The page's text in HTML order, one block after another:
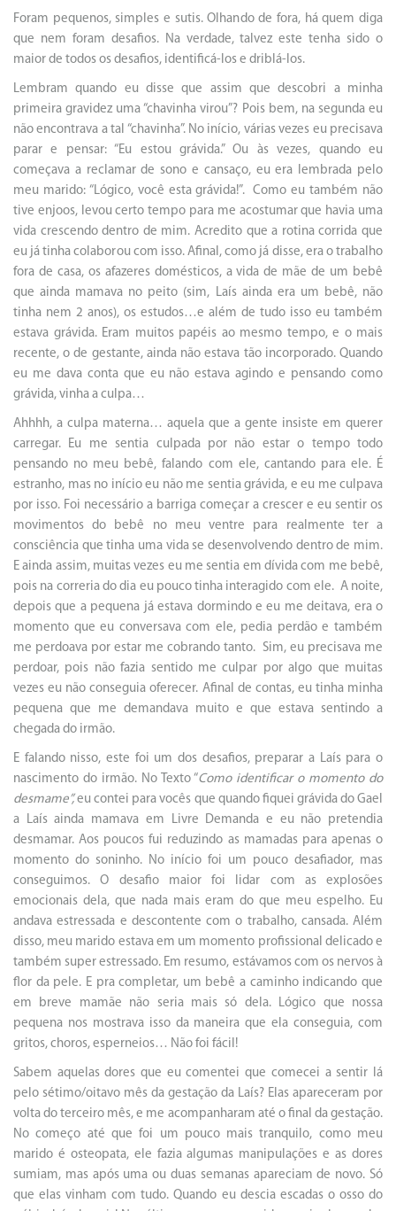
Foram pequenos, simples e sutis. Olhando de fora, há quem diga
que nem foram desafios. Na verdade, talvez este tenha sido o
maior de todos os desafios, identificá-los e driblá-los.
Lembram quando eu disse que assim que descobri a minha
primeira gravidez uma “chavinha virou”? Pois bem, na segunda eu
não encontrava a tal “chavinha”. No início, várias vezes eu precisava
parar e pensar: “Eu estou grávida.” Ou às vezes, quando eu
começava a reclamar de sono e cansaço, eu era lembrada pelo
meu marido: “Lógico, você esta grávida!”. Como eu também não
tive enjoos, levou certo tempo para me acostumar que havia uma
vida crescendo dentro de mim. Acredito que a rotina corrida que
eu já tinha colaborou com isso. Afinal, como já disse, era o trabalho
fora de casa, os afazeres domésticos, a vida de mãe de um bebê
que ainda mamava no peito (sim, Laís ainda era um bebê, não
tinha nem 2 anos), os estudos…e além de tudo isso eu também
estava grávida. Eram muitos papéis ao mesmo tempo, e o mais
recente, o de gestante, ainda não estava tão incorporado. Quando
eu me dava conta que eu não estava agindo e pensando como
grávida, vinha a culpa…
Ahhhh, a culpa materna… aquela que a gente insiste em querer
carregar. Eu me sentia culpada por não estar o tempo todo
pensando no meu bebê, falando com ele, cantando para ele. É
estranho, mas no início eu não me sentia grávida, e eu me culpava
por isso. Foi necessário a barriga começar a crescer e eu sentir os
movimentos do bebê no meu ventre para realmente ter a
consciência que tinha uma vida se desenvolvendo dentro de mim.
E ainda assim, muitas vezes eu me sentia em dívida com me bebê,
pois na correria do dia eu pouco tinha interagido com ele. A noite,
depois que a pequena já estava dormindo e eu me deitava, era o
momento que eu conversava com ele, pedia perdão e também
me perdoava por estar me cobrando tanto. Sim, eu precisava me
perdoar, pois não fazia sentido me culpar por algo que muitas
vezes eu não conseguia oferecer. Afinal de contas, eu tinha minha
pequena que me demandava muito e que estava sentindo a
chegada do irmão.
E falando nisso, este foi um dos desafios, preparar a Laís para o
nascimento do irmão. No Texto “Como identificar o momento do
desmame”,eu contei para vocês que quando fiquei grávida do Gael
a Laís ainda mamava em Livre Demanda e eu não pretendia
desmamar. Aos poucos fui reduzindo as mamadas para apenas o
momento do soninho. No início foi um pouco desafiador, mas
conseguimos. O desafio maior foi lidar com as explosões
emocionais dela, que nada mais eram do que meu espelho. Eu
andava estressada e descontente com o trabalho, cansada. Além
disso, meu marido estava em um momento profissional delicado e
também super estressado. Em resumo, estávamos com os nervos à
flor da pele. E pra completar, um bebê a caminho indicando que
em breve mamãe não seria mais só dela. Lógico que nossa
pequena nos mostrava isso da maneira que ela conseguia, com
gritos, choros, esperneios… Não foi fácil!
Sabem aquelas dores que eu comentei que comecei a sentir lá
pelo sétimo/oitavo mês da gestação da Laís? Elas apareceram por
volta do terceiro mês, e me acompanharam até o final da gestação.
No começo até que foi um pouco mais tranquilo, como meu
marido é osteopata, ele fazia algumas manipulações e as dores
sumiam, mas após uma ou duas semanas apareciam de novo. Só
que elas vinham com tudo. Quando eu descia escadas o osso do